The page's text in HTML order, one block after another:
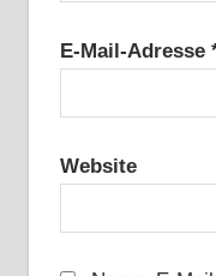
E-Mail-Adresse
Website